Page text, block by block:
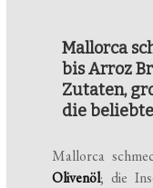
Mallorca
bis Arroz
Zutaten,
die
Mallorca
Olivenöl; die